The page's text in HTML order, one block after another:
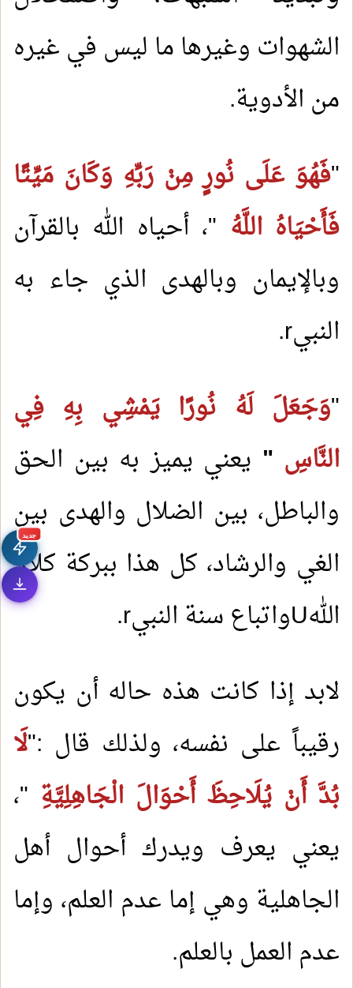
جديد
الشهوات وغيرها ما ليس في غيره
من الأدوية.
"فَهُوَ عَلَى نُورٍ مِنْ رَبِّهِ وَكَانَ مَيِّتًا
فَأَحْيَاهُ اللَّهُ "، أحياه الله بالقرآن
وبالإيمان وبالهدى الذي جاء به
النبيr
.
"وَجَعَلَ لَهُ نُورًا يَمْشِي بِهِ فِي
النَّاسِ " يعني يميز به بين الحق
والباطل، بين الضلال والهدى بين
الغي والرشاد، كل هذا ببركة كلام
اللهUواتباع سنة النبيr
.
لابد إذا كانت هذه حاله أن يكون
رقيباً على نفسه، ولذلك قال :"لَا
بُدَّ أَنْ يُلَاحِظَ أَحْوَالَ الْجَاهِلِيَّةِ "،
يعني يعرف ويدرك أحوال أهل
الجاهلية وهي إما عدم العلم، وإما
عدم العمل بالعلم.